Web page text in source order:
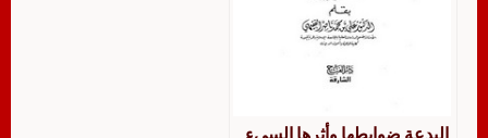
البدعة ضوابطها وأثرها السيء